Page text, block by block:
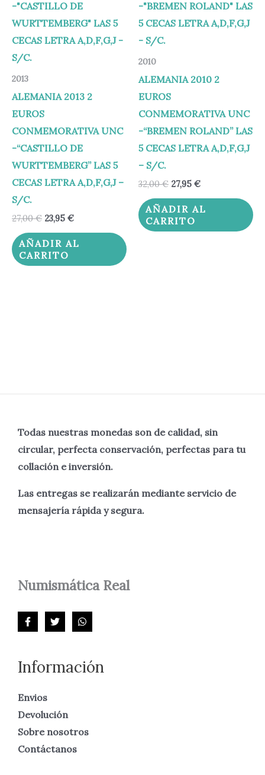
2013
ALEMANIA 2013 2
EUROS
CONMEMORATIVA UNC
-“CASTILLO DE
WURTTEMBERG” LAS 5
CECAS LETRA A,D,F,G,J –
S/C.
27,00€ 23,95 €
AÑADIR AL
CARRITO
2010
ALEMANIA 2010 2
EUROS
CONMEMORATIVA UNC
-“BREMEN ROLAND” LAS
5 CECAS LETRA A,D,F,G,J
– S/C.
32,00€ 27,95 €
AÑADIR AL
CARRITO
Todas nuestras monedas son de calidad, sin
circular, perfecta conservación, perfectas para tu
collación e inversión.
Las entregas se realizarán mediante servicio de
mensajería rápida y segura.
NumismáticaReal
Información
Envios
Devolución
Sobre nosotros
Contáctanos